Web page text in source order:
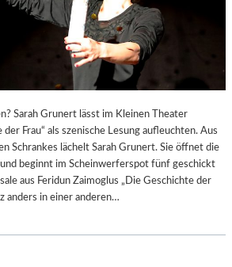
Sarah Grunert lässt im Kleinen Theater
der Frau“ als szenische Lesung aufleuchten. Aus
Schrankes lächelt Sarah Grunert. Sie öffnet die
beginnt im Scheinwerferspot fünf geschickt
aus Feridun Zaimoglus „Die Geschichte der
anders in einer anderen…